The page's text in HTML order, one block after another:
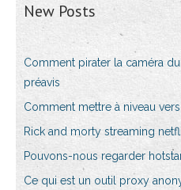
New Posts
Comment pirater la caméra
préavis
Comment mettre à niveau
Rick and morty streaming
Pouvons-nous regarder
Ce qui est un outil proxy